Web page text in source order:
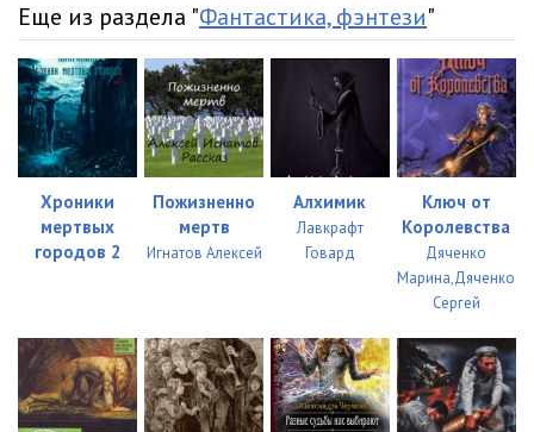
Еще из раздела "Фантастика, фэнтези"
Хроники
мертвых
городов 2
Пожизненно
мертв
Игнатов Алексей
Алхимик
Лавкрафт
Говард
Ключ от
Королевства
Дяченко
Марина,Дяченко
Сергей